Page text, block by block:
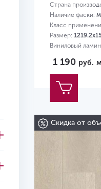
Страна
Наличие фаски:
Класс
Размер:
Виниловый
1 190 руб.
Скидка от